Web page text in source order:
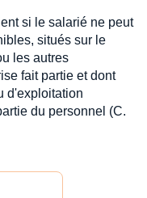
si le salarié ne peut
situés sur le
les autres
fait partie et dont
d'exploitation
du personnel (C.